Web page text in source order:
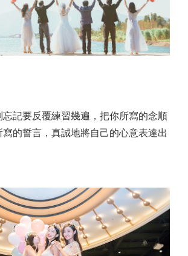
忘記要反覆練習幾遍，把你所寫的念順
的誓言，真誠地將自己的心意表達出